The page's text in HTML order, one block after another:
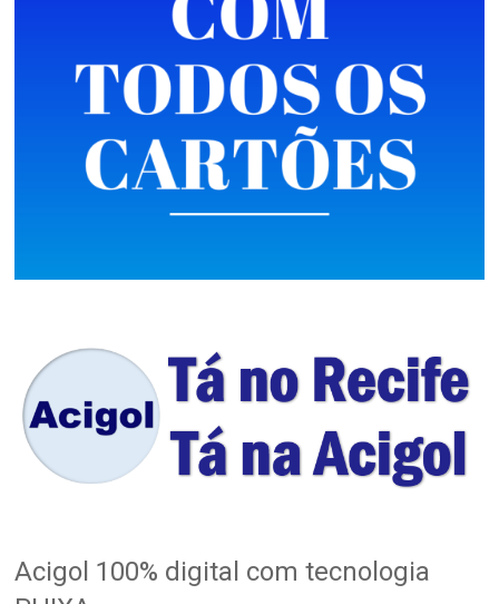
Acigol 100% digital com tecnologia